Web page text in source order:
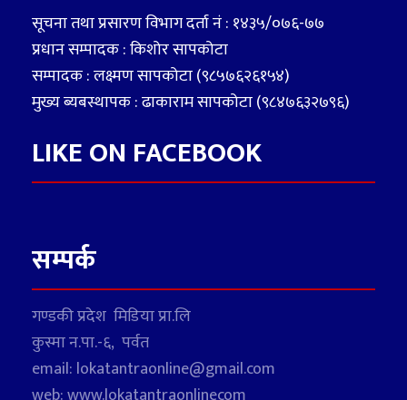
सूचना तथा प्रसारण विभाग दर्ता नं : १४३५/०७६-७७
प्रधान सम्पादक : किशोर सापकोटा
सम्पादक : लक्ष्मण सापकोटा (९८५७६२६१५४)
मुख्य ब्यबस्थापक : ढाकाराम सापकोटा (९८४७६३२७९६)
LIKE ON FACEBOOK
सम्पर्क
गण्डकी प्रदेश मिडिया प्रा.लि
कुस्मा न.पा.-६, पर्वत
email: lokatantraonline@gmail.com